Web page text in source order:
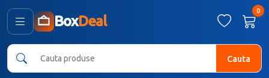
BoxDeal
0
Cauta